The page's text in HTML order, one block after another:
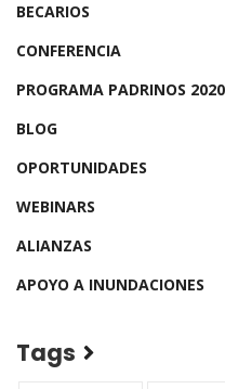
BECARIOS
CONFERENCIA
PROGRAMA PADRINOS 2020
BLOG
OPORTUNIDADES
WEBINARS
ALIANZAS
APOYO A INUNDACIONES
Tags